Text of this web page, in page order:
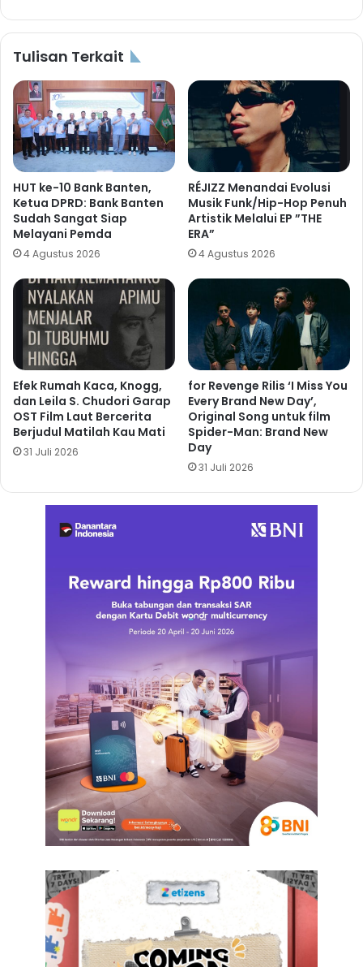
Tulisan Terkait
HUT ke-10 Bank Banten,
Ketua DPRD: Bank Banten
Sudah Sangat Siap
Melayani Pemda
4 Agustus 2026
RÉJIZZ Menandai Evolusi
Musik Funk/Hip-Hop Penuh
Artistik Melalui EP ”THE
ERA”
4 Agustus 2026
Efek Rumah Kaca, Knogg,
dan Leila S. Chudori Garap
OST Film Laut Bercerita
Berjudul Matilah Kau Mati
31 Juli 2026
for Revenge Rilis ‘I Miss You
Every Brand New Day’,
Original Song untuk film
Spider-Man: Brand New
Day
31 Juli 2026